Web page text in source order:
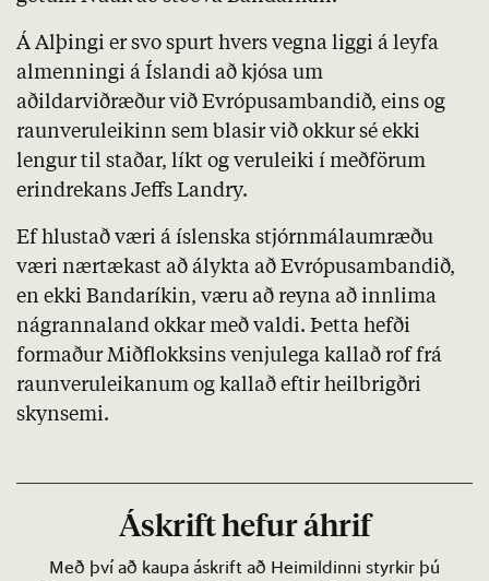
Á Alþingi er svo spurt hvers vegna liggi á leyfa
almenningi á Íslandi að kjósa um
aðildarviðræður við Evrópusambandið, eins og
raunveruleikinn sem blasir við okkur sé ekki
lengur til staðar, líkt og veruleiki í meðförum
erindrekans Jeffs Landry.
Ef hlustað væri á íslenska stjórnmálaumræðu
væri nærtækast að álykta að Evrópusambandið,
en ekki Bandaríkin, væru að reyna að innlima
nágrannaland okkar með valdi. Þetta hefði
formaður Miðflokksins venjulega kallað rof frá
raunveruleikanum og kallað eftir heilbrigðri
skynsemi.
Áskrift hefur áhrif
Með því að kaupa áskrift að Heimildinni styrkir þú